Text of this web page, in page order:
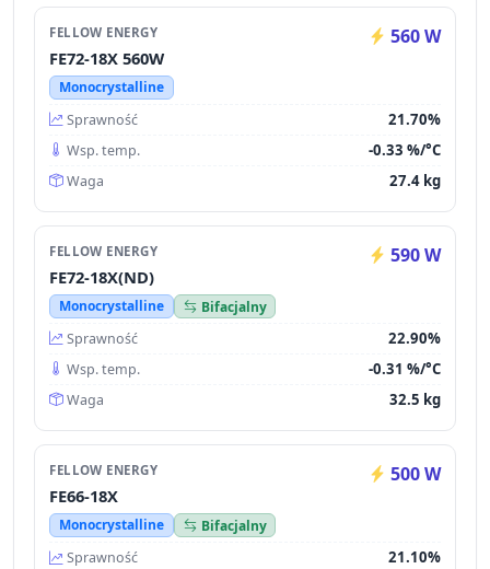
FELLOW ENERGY 560 W
FE72-18X 560W
Monocrystalline
Sprawność
21.70%
Wsp. temp. -0.33 %/°C
Waga 27.4 kg
FELLOW ENERGY 590 W
FE72-18X(ND)
Monocrystalline
Bifacjalny
Sprawność
22.90%
Wsp. temp. -0.31 %/°C
Waga 32.5 kg
FELLOW ENERGY 500 W
FE66-18X
Monocrystalline
Bifacjalny
Sprawność
21.10%